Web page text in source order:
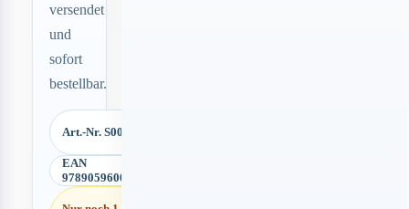
versendet
und
sofort
bestellbar.
Art.-Nr. S00640
EAN
9789059600652